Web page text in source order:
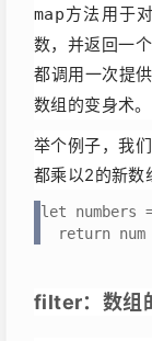
map方法用于
数，并返回一
都调用一次提
数组的变身术。
举个例子，我
都乘以2的新数
let numbers
return num
filter：数组